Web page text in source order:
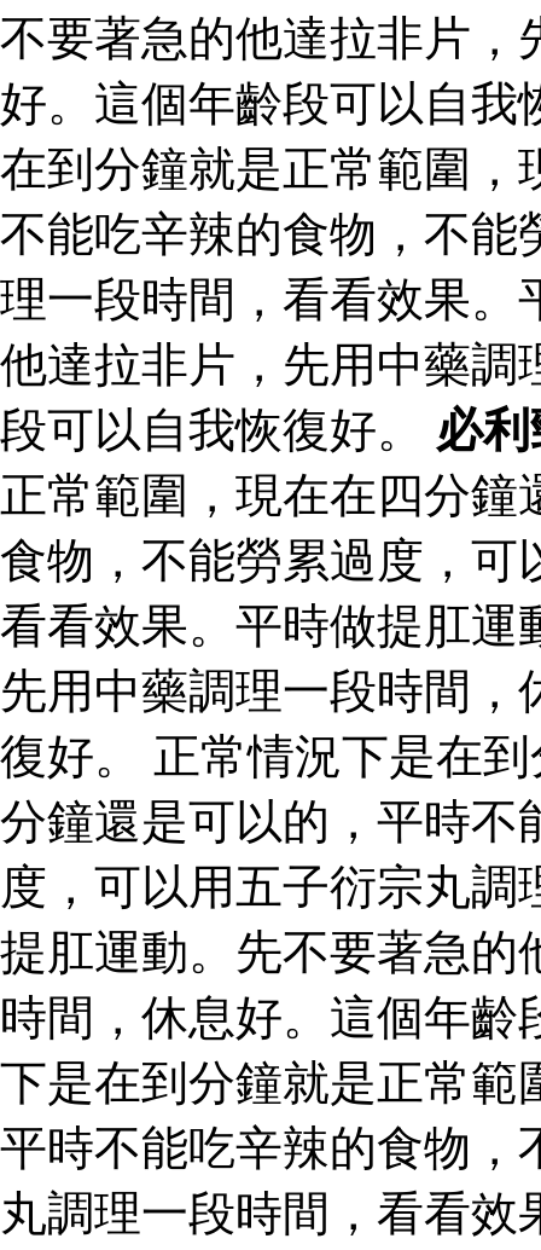
不要著急的他達拉非片，
好。這個年齡段可以自
在到分鐘就是正常範圍，
不能吃辛辣的食物，不能
理一段時間，看看效果。
他達拉非片，先用中藥調
段可以自我恢復好。 必
正常範圍，現在在四分
食物，不能勞累過度，可
看看效果。平時做提肛運
先用中藥調理一段時間
復好。 正常情況下是在
分鐘還是可以的，平時不
度，可以用五子衍宗丸
提肛運動。先不要著急的
時間，休息好。這個年
下是在到分鐘就是正常範
平時不能吃辛辣的食物，
丸調理一段時間，看看